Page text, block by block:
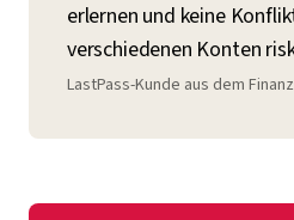
erlernen und keine
verschiedenen Konten
LastPass-Kunde aus dem